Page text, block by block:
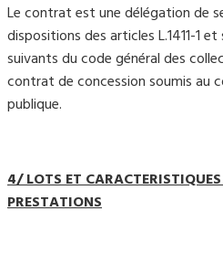
Le contrat est une délégation de
dispositions des articles L.1411-1 et
suivants du code général des
contrat de concession soumis au
publique.
4/ LOTS ET
PRESTATIONS